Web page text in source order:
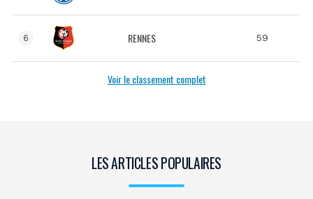
6 RENNES 59
Voir le classement complet
LES ARTICLES POPULAIRES